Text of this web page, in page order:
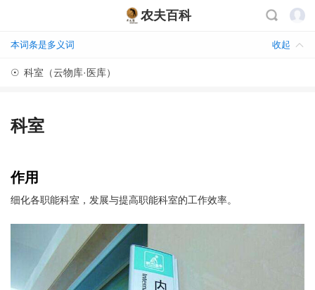
农夫百科
本词条是多义词 收起
☉ 科室（云物库·医库）
科室
作用
细化各职能科室，发展与提高职能科室的工作效率。